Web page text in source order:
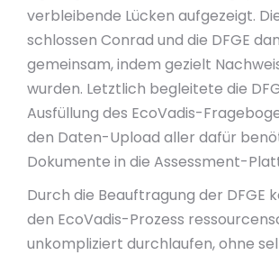
verbleibende Lücken aufgezeigt.
schlossen Conrad und die DFGE
gemeinsam, indem gezielt
wurden. Letztlich begleitete die
Ausfüllung des EcoVadis-
den Daten-Upload aller dafür
Dokumente in die Assessment-
Durch die Beauftragung der DFGE
den EcoVadis-Prozess
unkompliziert durchlaufen, ohne